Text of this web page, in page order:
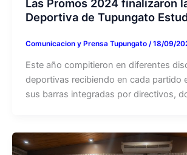
Las Promos 2024 finalizaron
Deportiva de Tupungato
Comunicacion y Prensa Tupungato /18/09/
Este año compitieron en diferentes
deportivas recibiendo en cada partido
sus barras integradas por directivos,